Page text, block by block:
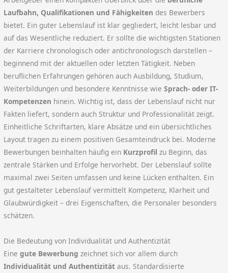
Laufbahn, Qualifikationen und Fähigkeiten des Bewerbers
bietet. Ein guter Lebenslauf ist klar gegliedert, leicht lesbar und
auf das Wesentliche reduziert. Er sollte die wichtigsten Stationen
der Karriere chronologisch oder antichronologisch darstellen –
beginnend mit der aktuellen oder letzten Tätigkeit. Neben
beruflichen Erfahrungen gehören auch Ausbildung, Studium,
Weiterbildungen und besondere Kenntnisse wieSprach- oder IT-
Kompetenzen hinein. Wichtig ist, dass der Lebenslauf nicht nur
Fakten liefert, sondern auch Struktur und Professionalität zeigt.
Einheitliche Schriftarten, klare Absätze und ein übersichtliches
Layout tragen zu einem positiven Gesamteindruck bei. Moderne
Bewerbungen beinhalten häufig ein Kurzprofil zu Beginn, das
zentrale Stärken und Erfolge hervorhebt. Der Lebenslauf sollte
maximal zwei Seiten umfassen und keine Lücken enthalten. Ein
gut gestalteter Lebenslauf vermittelt Kompetenz, Klarheit und
Glaubwürdigkeit – drei Eigenschaften, die Personaler besonders
schätzen.
Die Bedeutung von Individualität und Authentizität
Einegute Bewerbung zeichnet sich vor allem durch
Individualität und Authentizität aus. Standardisierte